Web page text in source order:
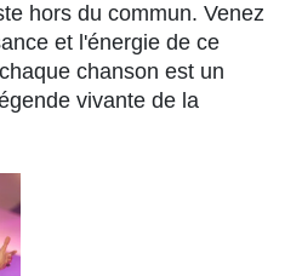
hors du commun. Venez
et l'énergie de ce
chanson est un
vivante de la